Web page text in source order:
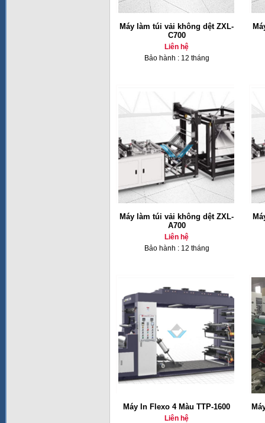
Máy làm túi vải không dệt ZXL-
C700
Liên hệ
Bảo hành : 12 tháng
Máy làm túi vải không dệt ZXL-
A700
Liên hệ
Bảo hành : 12 tháng
Máy In Flexo 4 Màu TTP-1600
Liên hệ